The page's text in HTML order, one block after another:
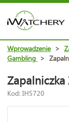
Wprowadzenie >
Gambling >
Zapalniczka
Kod: IH5720